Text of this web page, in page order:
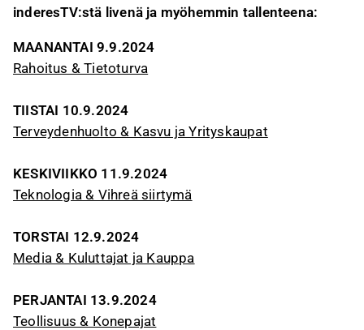
inderesTV:stä livenä ja myöhemmin tallenteena:
MAANANTAI 9.9.2024
Rahoitus & Tietoturva
TIISTAI 10.9.2024
Terveydenhuolto & Kasvu ja Yrityskaupat
KESKIVIIKKO 11.9.2024
Teknologia & Vihreä siirtymä
TORSTAI 12.9.2024
Media & Kuluttajat ja Kauppa
PERJANTAI 13.9.2024
Teollisuus & Konepajat